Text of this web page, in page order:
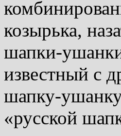
козырька,
шапки-ушанки
известный с
шапку-
«русской